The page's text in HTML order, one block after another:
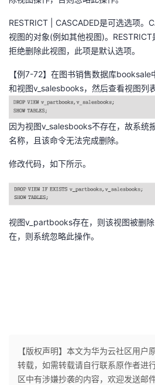
RESTRICT | CASCADED是可选选项。
视图的对象(例如其他视图)。
拒绝删除此视图，此项是默认选项。
【例7-72】在图书销售数据库
和视图v_salesbooks，然后查看视图列表
因为视图v_salesbooks不存在，故系统
名称，且该命令无法完成删除。
修改代码，如下所示。
视图v_partbooks存在，则该视图被删
在，则系统忽略此操作。
【版权声明】本文为华为云社区用户
转载，如需转载请自行联系原作者进
区中有涉嫌抄袭的内容，欢迎发送邮